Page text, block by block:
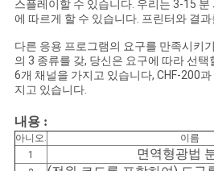
스플레이할 수 있습니다. 우리는 3-15
에 따르게 할 수 있습니다. 프린터와 결
다른 응용 프로그램의 요구를 만족시키
의 3 종류를 갖, 당신은 요구에 따라 선택
6개 채널을 가지고 있습니다, CHF-200
지고 있습니다.
내용 :
아니오. 이름
1
면역형광법